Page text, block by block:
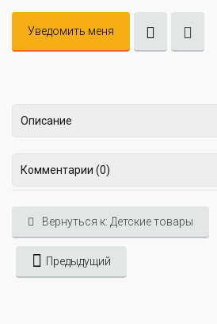
Уведомить меня
Описание
Комментарии (0)
Вернуться к: Детские товары
Предыдущий